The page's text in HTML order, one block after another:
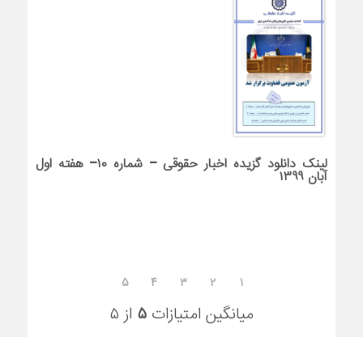
لینک دانلود گزیده اخبار حقوقی – شماره ۱۰– هفته اول
آبان ۱۳۹۹
۱ ۲ ۳ ۴ ۵
میانگین امتیازات ۵ از ۵